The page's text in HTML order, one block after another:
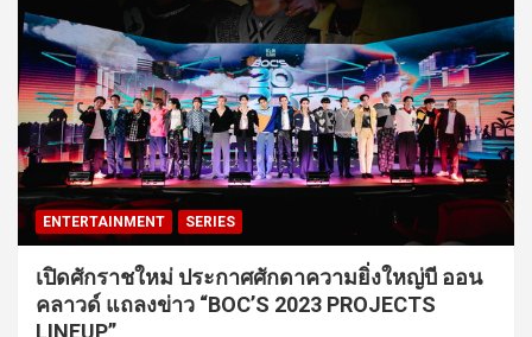
ENTERTAINMENT SERIES
เปิดศักราชใหม่ ประกาศศักดาความยิ่งใหญ่บี ออน
คลาวด์ แถลงข่าว “BOC’S 2023 PROJECTS